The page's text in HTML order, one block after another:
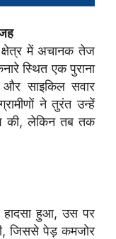
क्षेत्र में अचानक तेज
स्थित एक पुराना
साइकिल सवार
ने तुरंत उन्हें
की, लेकिन तब तक
हुआ, उस पर
जिससे पेड़ कमजोर